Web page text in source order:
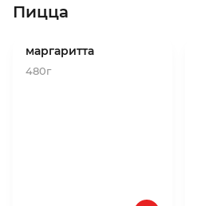
Пицца
маргаритта
480г